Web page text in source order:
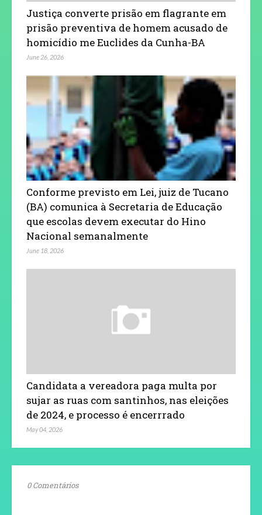
Justiça converte prisão em flagrante em
prisão preventiva de homem acusado de
homicídio me Euclides da Cunha-BA
June 26, 2026
Conforme previsto em Lei, juiz de Tucano
(BA) comunica à Secretaria de Educação
que escolas devem executar do Hino
Nacional semanalmente
June 18, 2026
Candidata a vereadora paga multa por
sujar as ruas com santinhos, nas eleições
de 2024, e processo é encerrrado
May 04, 2026
0 Comentários